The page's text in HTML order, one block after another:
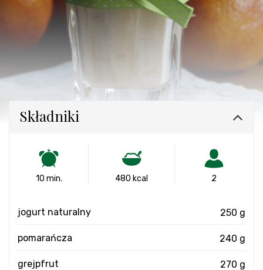
Składniki
10 min. 480 kcal 2
jogurt naturalny 250 g
pomarańcza 240 g
grejpfrut 270 g